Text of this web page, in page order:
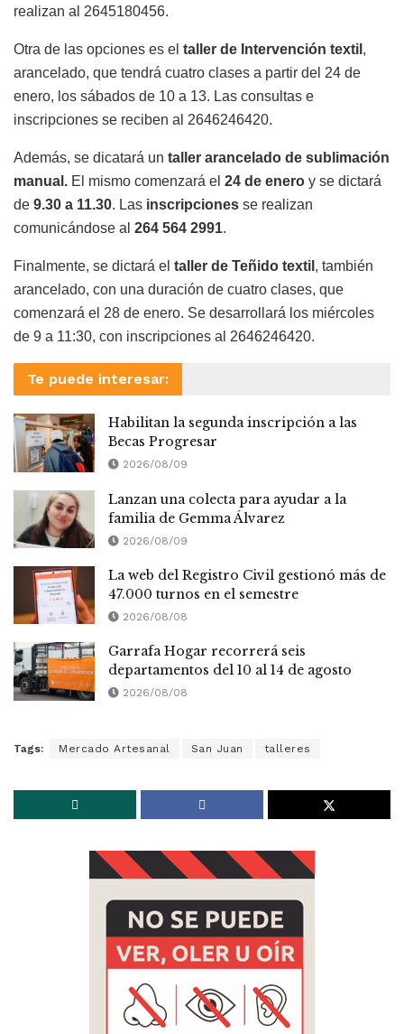
realizan al 2645180456.
Otra de las opciones es el taller de Intervención textil ,
arancelado, que tendrá cuatro clases a partir del 24 de
enero, los sábados de 10 a 13. Las consultas e
inscripciones se reciben al 2646246420.
Además, se dicatará un taller arancelado de sublimación
manual. El mismo comenzará el 24 de enero y se dictará
de 9.30 a 11.30. Las inscripciones se realizan
comunicándose al 264 564 2991.
Finalmente, se dictará el taller de Teñido textil , también
arancelado, con una duración de cuatro clases, que
comenzará el 28 de enero. Se desarrollará los miércoles
de 9 a 11:30, con inscripciones al 2646246420.
Te puede interesar:
Habilitan la segunda inscripción a las
Becas Progresar
2026/08/09
Lanzan una colecta para ayudar a la
familia de Gemma Álvarez
2026/08/09
La web del Registro Civil gestionó más de
47.000 turnos en el semestre
2026/08/08
Garrafa Hogar recorrerá seis
departamentos del 10 al 14 de agosto
2026/08/08
Tags: Mercado Artesanal San Juan talleres